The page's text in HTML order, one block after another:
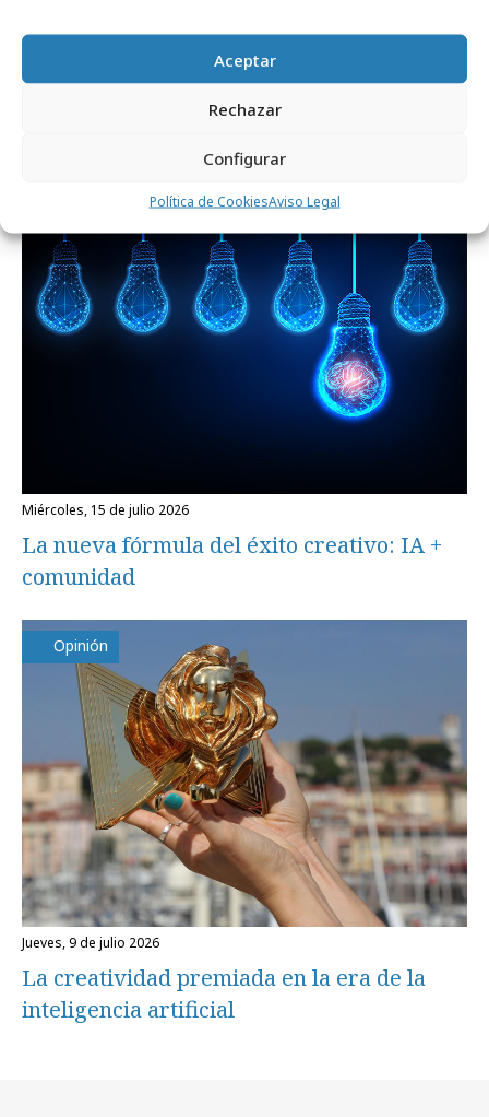
Aceptar
Rechazar
Configurar
Política de CookiesAviso Legal
Formación y estudios
miércoles, 15 de julio 2026
La nueva fórmula del éxito creativo: IA +
comunidad
Opinión
jueves, 9 de julio 2026
La creatividad premiada en la era de la
inteligencia artificial